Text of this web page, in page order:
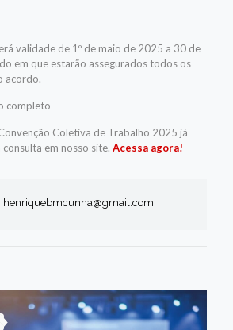
validade de 1º de maio de 2025 a 30 de
em que estarão assegurados todos os
acordo.
completo
Coletiva de Trabalho 2025 já
em nosso site. Acessa agora!
henriquebmcunha@gmail.com